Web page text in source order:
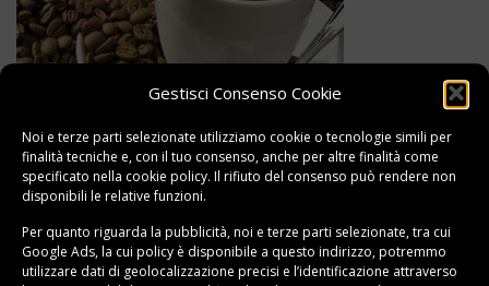
Gestisci Consenso Cookie
Noi e terze parti selezionate utilizziamo cookie o tecnologie simili per
finalità tecniche e, con il tuo consenso, anche per altre finalità come
specificato nella cookie policy. Il rifiuto del consenso può rendere non
disponibili le relative funzioni.
Per quanto riguarda la pubblicità, noi e terze parti selezionate, tra cui
Google Ads, la cui policy è disponibile a questo indirizzo, potremmo
utilizzare dati di geolocalizzazione precisi e l’identificazione attraverso
nutritive e controindicazioni